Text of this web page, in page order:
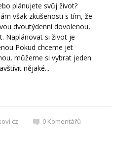
plánujete svůj život?
však zkušenosti s tím, že
dvoutýdenní dovolenou,
Naplánovat si život je
Pokud chceme jet
můžeme si vybrat jeden
nějaké...
0 Komentářů